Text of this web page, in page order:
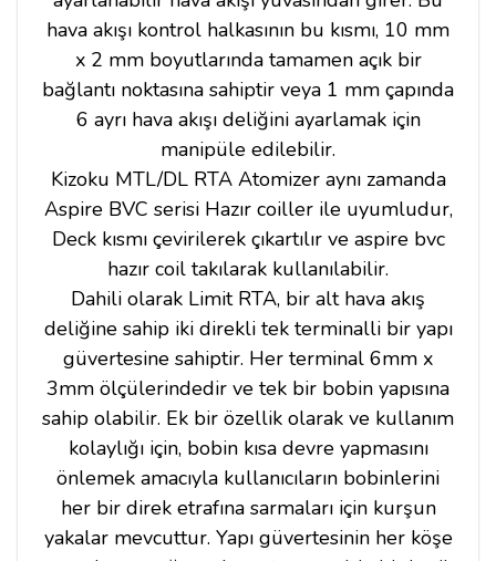
hava akışı kontrol halkasının bu kısmı, 10 mm
x 2 mm boyutlarında tamamen açık bir
bağlantı noktasına sahiptir veya 1 mm çapında
6 ayrı hava akışı deliğini ayarlamak için
manipüle edilebilir.
Kizoku MTL/DL RTA Atomizer aynı zamanda
Aspire BVC serisi Hazır coiller ile uyumludur,
Deck kısmı çevirilerek çıkartılır ve aspire bvc
hazır coil takılarak kullanılabilir.
Dahili olarak Limit RTA, bir alt hava akış
deliğine sahip iki direkli tek terminalli bir yapı
güvertesine sahiptir. Her terminal 6mm x
3mm ölçülerindedir ve tek bir bobin yapısına
sahip olabilir. Ek bir özellik olarak ve kullanım
kolaylığı için, bobin kısa devre yapmasını
önlemek amacıyla kullanıcıların bobinlerini
her bir direk etrafına sarmaları için kurşun
yakalar mevcuttur. Yapı güvertesinin her köşe